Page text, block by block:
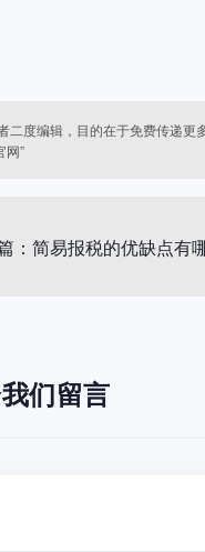
二度编辑，目的在于免费传递
网”
： 简易报税的优缺点有
们留言